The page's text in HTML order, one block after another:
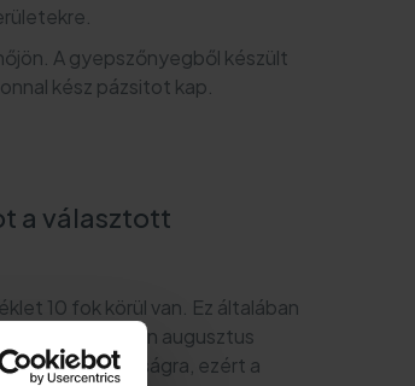
A gyepszőnyegből készült
kész pázsitot kap.
a választott
10 fok körül van. Ez általában
, ideális esetben augusztus
a szárazságra, ezért a